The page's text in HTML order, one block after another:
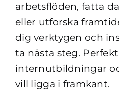
arbetsflöden, fatta
eller utforska
dig verktygen och
ta nästa steg.
internutbildningar
vill ligga i framkant.